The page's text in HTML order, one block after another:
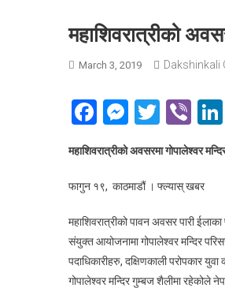
महाशिवरात्रीको
March 3, 2019 Dakshinkali
Facebook
महाशिवरात्रीको अवसरमा गोपालेश्वर
फागुन १९, काठमाडौं । फ्ल्यास् खबर
महाशिवरात्रीको पावन अवसर पारी
संयुक्त आयोजनामा गोपालेश्वर मन्दिर
पदाधिकारीहरु, दक्षिणकाली परोपकार
गोपालेश्वर मन्दिर गुम्बज शैलीमा रहेकोले